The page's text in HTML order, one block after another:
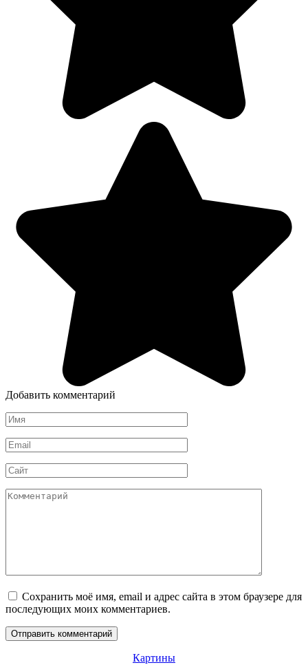
Добавить комментарий
Имя
*
Email
*
Сайт
Комментарий
Сохранить моё имя, email и адрес сайта в этом браузере для
последующих моих комментариев.
Картины